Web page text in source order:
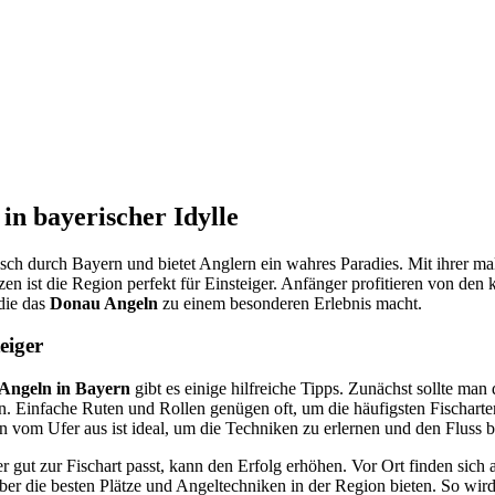
in bayerischer Idylle
durch Bayern und bietet Anglern ein wahres Paradies. Mit ihrer
ist die Region perfekt für Einsteiger. Anfänger profitieren von den
das Donau Angeln zu einem besonderen Erlebnis macht.
in Bayern gibt es einige hilfreiche Tipps. Zunächst sollte man
Einfache Ruten und Rollen genügen oft, um die häufigsten
vom Ufer aus ist ideal, um die Techniken zu erlernen und den Fluss
gut zur Fischart passt, kann den Erfolg erhöhen. Vor Ort finden sich
die besten Plätze und Angeltechniken in der Region bieten. So